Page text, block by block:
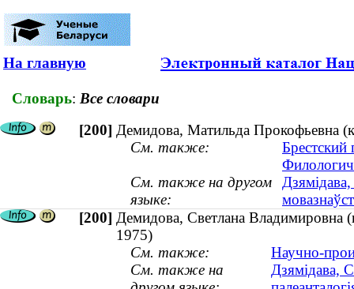
На главную
Словарь: Все словари
[200] Демидова, Матильда Прокофьевна
См. также:
См. также на другом
языке:
[200] Демидова, Светлана Владимировна
1975)
См. также:
Научно-
См. также на
Дзямідава,